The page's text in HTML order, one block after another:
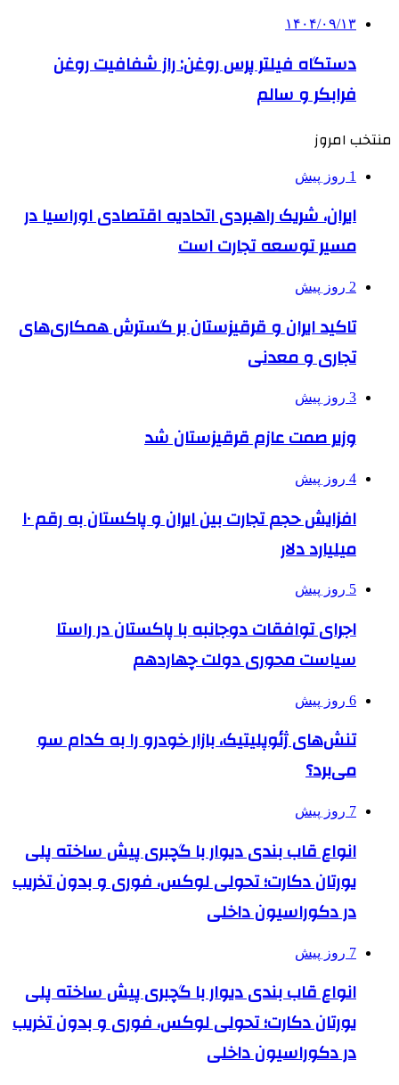
۱۴۰۴/۰۹/۱۳
دستگاه فیلتر پرس روغن: راز شفافیت روغن
فرابکر و سالم
منتخب امروز
1 روز پیش
ایران، شریک راهبردی اتحادیه اقتصادی اوراسیا در
مسیر توسعه تجارت است
2 روز پیش
تاکید ایران و قرقیزستان بر گسترش همکاری‌های
تجاری و معدنی
3 روز پیش
وزیر صمت عازم قرقیزستان شد
4 روز پیش
افزایش حجم تجارت بین ایران و پاکستان به رقم ۱۰
میلیارد دلار
5 روز پیش
اجرای توافقات دوجانبه با پاکستان در راستا
سیاست محوری دولت چهاردهم
6 روز پیش
تنش‌های ژئوپلیتیک، بازار خودرو را به کدام سو
می‌برد؟
7 روز پیش
انواع قاب بندی دیوار با گچبری پیش ساخته پلی
یورتان دکارت؛ تحولی لوکس، فوری و بدون تخریب
در دکوراسیون داخلی
7 روز پیش
انواع قاب بندی دیوار با گچبری پیش ساخته پلی
یورتان دکارت؛ تحولی لوکس، فوری و بدون تخریب
در دکوراسیون داخلی